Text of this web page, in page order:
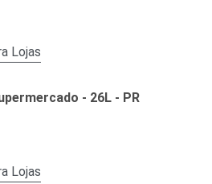
- 26L - PR